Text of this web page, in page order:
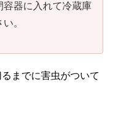
容器に入れて冷蔵庫
。
までに害虫がついて